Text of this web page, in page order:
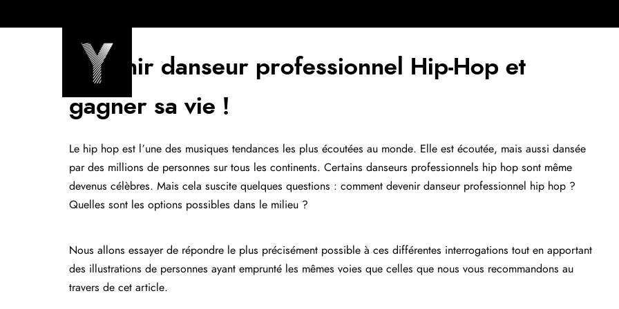
Devenir danseur professionnel Hip-Hop et
gagner sa vie !
Le hip hop est l’une des musiques tendances les plus écoutées au monde. Elle est écoutée, mais aussi dansée
par des millions de personnes sur tous les continents. Certains danseurs professionnels hip hop sont même
devenus célèbres. Mais cela suscite quelques questions : comment devenir danseur professionnel hip hop ?
Quelles sont les options possibles dans le milieu ?
Nous allons essayer de répondre le plus précisément possible à ces différentes interrogations tout en apportant
des illustrations de personnes ayant emprunté les mêmes voies que celles que nous vous recommandons au
travers de cet article.